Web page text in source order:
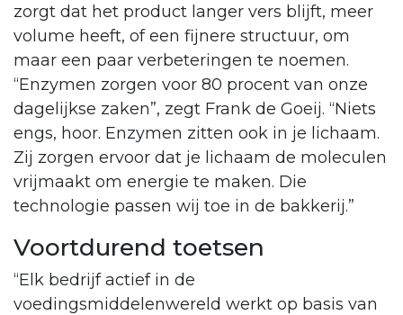
zorgt dat het product langer vers blijft, meer
volume heeft, of een fijnere structuur, om
maar een paar verbeteringen te noemen.
“Enzymen zorgen voor 80 procent van onze
dagelijkse zaken”, zegt Frank de Goeij. “Niets
engs, hoor. Enzymen zitten ook in je lichaam.
Zij zorgen ervoor dat je lichaam de moleculen
vrijmaakt om energie te maken. Die
technologie passen wij toe in de bakkerij.”
Voortdurend toetsen
“Elk bedrijf actief in de
voedingsmiddelenwereld werkt op basis van